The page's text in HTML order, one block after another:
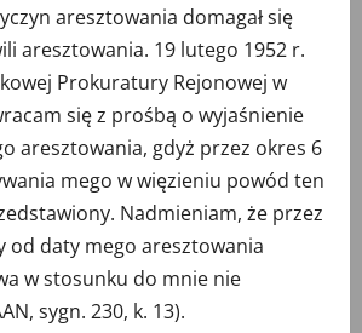
aresztowania domagał się
aresztowania. 19 lutego 1952 r.
Prokuratury Rejonowej w
się z prośbą o wyjaśnienie
aresztowania, gdyż przez okres 6
mego w więzieniu powód ten
Nadmieniam, że przez
od daty mego aresztowania
w stosunku do mnie nie
sygn. 230, k. 13).